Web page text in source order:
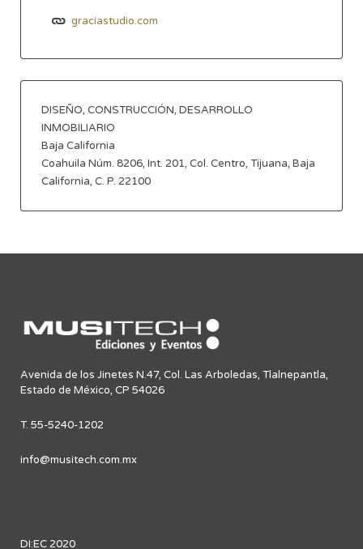
graciastudio.com
DISEÑO, CONSTRUCCIÓN, DESARROLLO
INMOBILIARIO
Baja California
Coahuila Núm. 8206, Int. 201, Col. Centro, Tijuana, Baja
California, C. P. 22100
Avenida de los Jinetes N.47, Col. Las Arboledas, Tlalnepantla,
Estado de México, CP 54026
T. 55-5240-1202
info@musitech.com.mx
DI:EC 2020